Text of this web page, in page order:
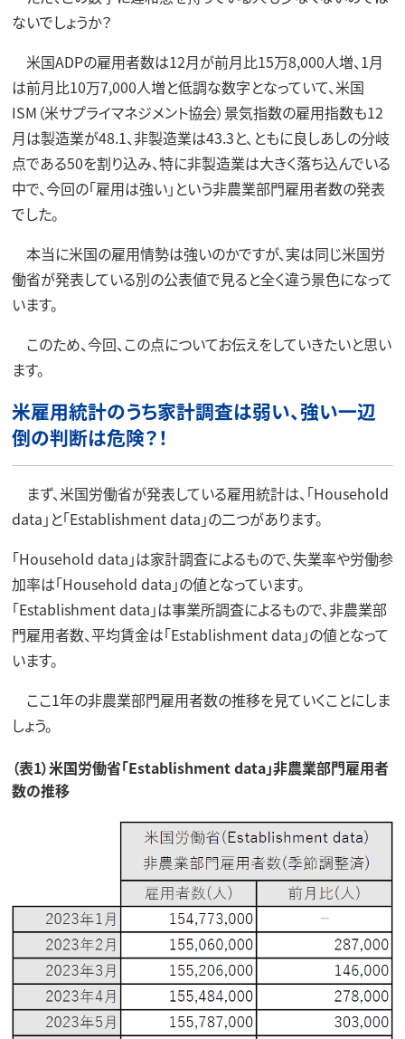
ないでしょうか？
米国ADPの雇用者数は12月が前月比15万8,000人増、1月
は前月比10万7,000人増と低調な数字となっていて、米国
ISM（米サプライマネジメント協会）景気指数の雇用指数も12
月は製造業が48.1、非製造業は43.3と、ともに良しあしの分岐
点である50を割り込み、特に非製造業は大きく落ち込んでいる
中で、今回の「雇用は強い」という非農業部門雇用者数の発表
でした。
本当に米国の雇用情勢は強いのかですが、実は同じ米国労
働省が発表している別の公表値で見ると全く違う景色になって
います。
このため、今回、この点についてお伝えをしていきたいと思い
ます。
米雇用統計のうち家計調査は弱い、強い一辺
倒の判断は危険？！
まず、米国労働省が発表している雇用統計は、「Household
data」と「Establishment data」の二つがあります。
「Household data」は家計調査によるもので、失業率や労働参
加率は「Household data」の値となっています。
「Establishment data」は事業所調査によるもので、非農業部
門雇用者数、平均賃金は「Establishment data」の値となって
います。
ここ1年の非農業部門雇用者数の推移を見ていくことにしま
しょう。
（表1）米国労働省「Establishment data」非農業部門雇用者
数の推移